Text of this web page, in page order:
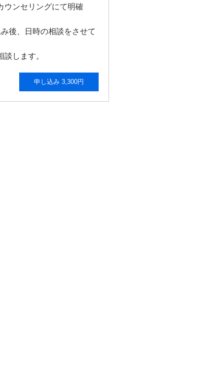
ウンセリングにて明確
後、日時の相談をさせて
します。
申し込み 3,300円